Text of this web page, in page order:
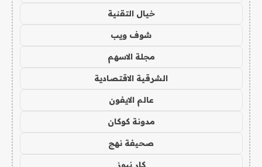
خيال التقنية
شوف ويب
مجلة الاسهم
الشرقية الاقتصادية
عالم الايفون
مدونة كوكان
صحيفة نهج
كار نيوز